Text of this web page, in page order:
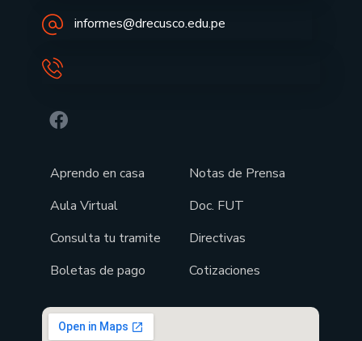
informes@drecusco.edu.pe
Aprendo en casa
Aula Virtual
Consulta tu tramite
Boletas de pago
Notas de Prensa
Doc. FUT
Directivas
Cotizaciones